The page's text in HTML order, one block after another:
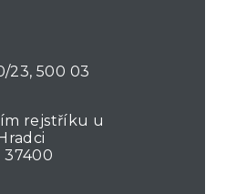
23, 500 03
rejstříku u
37400